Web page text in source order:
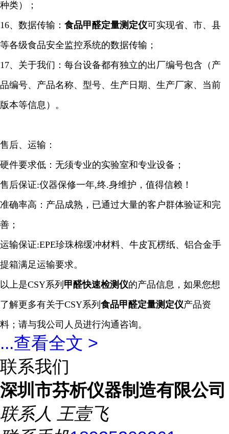
种类）；
16、数据传输： 食品甲醛定量测定仪可实现省、市、县
等各级食品安全监控系统的数据传输；
17、关于我们：每台设备都有独立的出厂编号包含（产
品编号、产品名称、型号、生产日期、生产厂家、当前
版本等信息）。
售后、运输：
硬件要求低：无须专业的实验室和专业设备；
售后保证:仪器保修一年,终.身维护，值得信赖！
准确率高：产品成熟，已通过大量的客户群体验证和完
善；
运输保证:EPE珍珠棉缓冲材料、牛皮瓦楞纸、铝合金手
提箱满足运输要求。
以上是CSY系列 甲醛快速检测仪的产品信息，如果您想
了解更多有关于CSY系列 食品甲醛定量测定仪产品资
料；请与我公司人员进行沟通咨询。
...查看全文 >
联系我们
深圳市芬析仪器制造有限公司
联系人 王壹飞